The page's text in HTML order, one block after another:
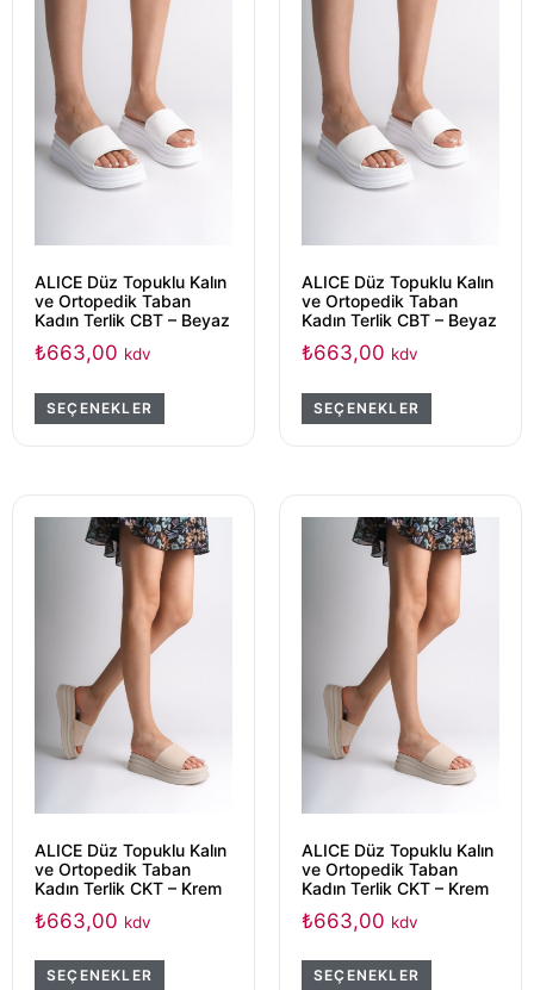
ALICE Düz Topuklu Kalın
ve Ortopedik Taban
Kadın Terlik CBT – Beyaz
₺663,00 kdv
SEÇENEKLER
ALICE Düz Topuklu Kalın
ve Ortopedik Taban
Kadın Terlik CBT – Beyaz
₺663,00 kdv
SEÇENEKLER
ALICE Düz Topuklu Kalın
ve Ortopedik Taban
Kadın Terlik CKT – Krem
₺663,00 kdv
SEÇENEKLER
ALICE Düz Topuklu Kalın
ve Ortopedik Taban
Kadın Terlik CKT – Krem
₺663,00 kdv
SEÇENEKLER